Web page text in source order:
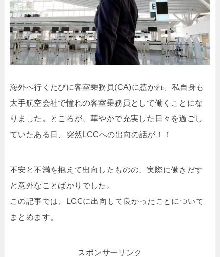
海外へ行くたびに客室乗務員(CA)に惹かれ、私自身も
大手航空会社で憧れの客室乗務員として働くことにな
りました。ところが、華やかで充実した日々を過ごし
ていたある日、突然LCCへの出向の話が！！
不安と不満を抱えて出向したものの、実際に働きだす
と意外なことばかりでした。
この記事では、LCCに出向して良かったことについて
まとめます。
スポンサーリンク